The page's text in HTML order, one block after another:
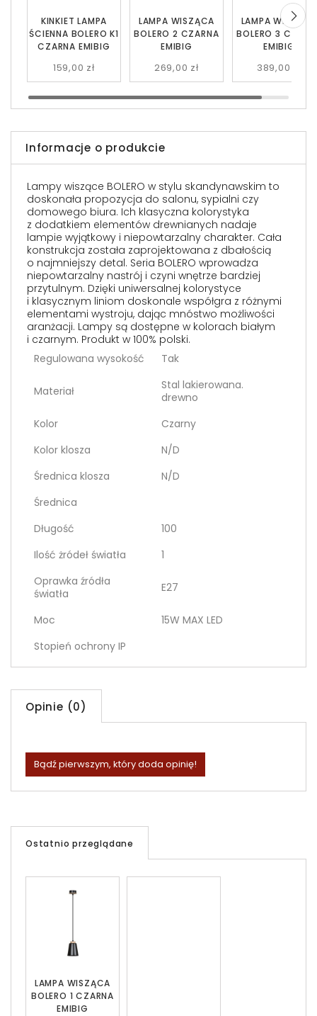
LAMPA WISZĄCA
BOLERO 2 CZARNA
EMIBIG
269,00 zł
LAMPA WISZĄCA
BOLERO 3
EMIBIG
389,00 zł
KINKIET LAMPA
ŚCIENNA BOLERO K1
CZARNA EMIBIG
159,00 zł
Informacje o produkcie
Lampy wiszące BOLERO w stylu skandynawskim to
doskonała propozycja do salonu, sypialni czy
domowego biura. Ich klasyczna kolorystyka
z dodatkiem elementów drewnianych nadaje
lampie wyjątkowy i niepowtarzalny charakter. Cała
konstrukcja została zaprojektowana z dbałością
o najmniejszy detal. Seria BOLERO wprowadza
niepowtarzalny nastrój i czyni wnętrze bardziej
przytulnym. Dzięki uniwersalnej kolorystyce
i klasycznym liniom doskonale współgra z różnymi
elementami wystroju, dając mnóstwo możliwości
aranżacji. Lampy są dostępne w kolorach białym
i czarnym. Produkt w 100% polski.
Regulowana wysokość
Tak
Materiał
Stal lakierowana.
drewno
Kolor
Czarny
Kolor klosza
N/D
Średnica klosza
N/D
Średnica
Długość
100
Ilość żródeł światła
1
Oprawka źródła
światła
E27
Moc
15W MAX LED
Stopień ochrony IP
Opinie (0)
Bądź pierwszym, który doda opinię!
Ostatnio przeglądane
LAMPA WISZĄCA
BOLERO 1 CZARNA
EMIBIG